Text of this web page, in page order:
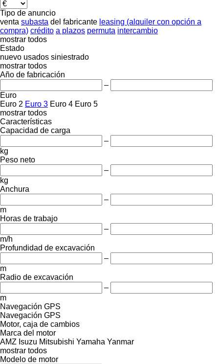
Tipo de anuncio
venta subasta del fabricante leasing (alquiler con opción a
compra) crédito a plazos permuta intercambio
mostrar todos
Estado
nuevo usados siniestrado
mostrar todos
Año de fabricación
–
Euro
Euro 2 Euro 3 Euro 4 Euro 5
mostrar todos
Características
Capacidad de carga
–
kg
Peso neto
–
kg
Anchura
–
m
Horas de trabajo
–
m/h
Profundidad de excavación
–
m
Radio de excavación
–
m
Navegación GPS
Navegación GPS
Motor, caja de cambios
Marca del motor
AMZ Isuzu Mitsubishi Yamaha Yanmar
mostrar todos
Modelo de motor